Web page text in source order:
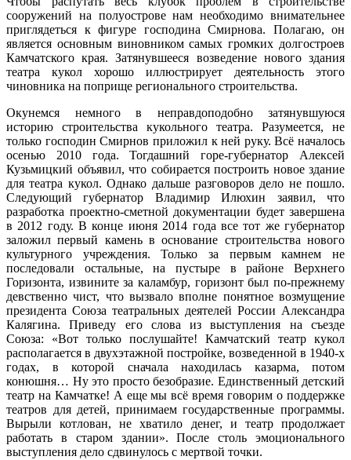
сооружений на полуострове нам необходимо внимательнее
приглядеться к фигуре господина Смирнова. Полагаю, он
является основным виновником самых громких долгостроев
Камчатского края. Затянувшееся возведение нового здания
театра кукол хорошо иллюстрирует деятельность этого
чиновника на поприще регионального строительства.
Окунемся немного в неправдоподобно затянувшуюся
историю строительства кукольного театра. Разумеется, не
только господин Смирнов приложил к ней руку. Всё началось
осенью 2010 года. Тогдашний горе-губернатор Алексей
Кузьмицкий объявил, что собирается построить новое здание
для театра кукол. Однако дальше разговоров дело не пошло.
Следующий губернатор Владимир Илюхин заявил, что
разработка проектно-сметной документации будет завершена
в 2012 году. В конце июня 2014 года все тот же губернатор
заложил первый камень в основание строительства нового
культурного учреждения. Только за первым камнем не
последовали остальные, на пустыре в районе Верхнего
Горизонта, извините за каламбур, горизонт был по-прежнему
девственно чист, что вызвало вполне понятное возмущение
президента Союза театральных деятелей России Александра
Калягина. Приведу его слова из выступления на съезде
Союза: «Вот только послушайте! Камчатский театр кукол
располагается в двухэтажной постройке, возведенной в 1940-х
годах, в которой сначала находилась казарма, потом
конюшня… Ну это просто безобразие. Единственный детский
театр на Камчатке! А еще мы всё время говорим о поддержке
театров для детей, принимаем государственные программы.
Вырыли котлован, не хватило денег, и театр продолжает
работать в старом здании». После столь эмоционального
выступления дело сдвинулось с мертвой точки.